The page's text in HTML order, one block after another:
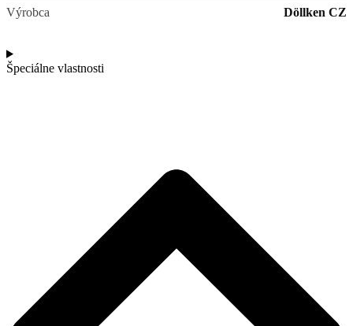
Výrobca Döllken CZ
Špeciálne vlastnosti